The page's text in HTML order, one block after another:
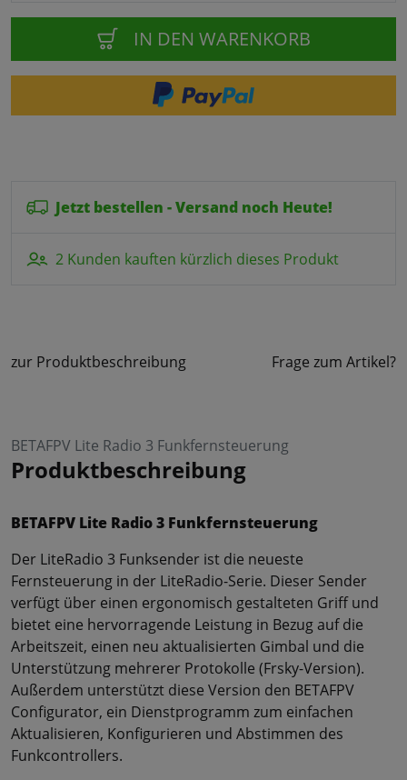
IN DEN WARENKORB
Jetzt bestellen - Versand noch Heute!
2 Kunden kauften kürzlich dieses Produkt
zur Produktbeschreibung Frage zum Artikel?
BETAFPV Lite Radio 3 Funkfernsteuerung
Produktbeschreibung
BETAFPV Lite Radio 3 Funkfernsteuerung
Der LiteRadio 3 Funksender ist die neueste
Fernsteuerung in der LiteRadio-Serie. Dieser Sender
verfügt über einen ergonomisch gestalteten Griff und
bietet eine hervorragende Leistung in Bezug auf die
Arbeitszeit, einen neu aktualisierten Gimbal und die
Unterstützung mehrerer Protokolle (Frsky-Version).
Außerdem unterstützt diese Version den BETAFPV
Configurator, ein Dienstprogramm zum einfachen
Aktualisieren, Konfigurieren und Abstimmen des
Funkcontrollers.